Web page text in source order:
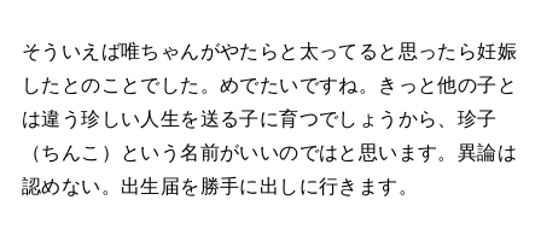
そういえば唯ちゃんがやたらと太ってると思ったら妊娠
したとのことでした。めでたいですね。きっと他の子と
は違う珍しい人生を送る子に育つでしょうから、珍子
（ちんこ）という名前がいいのではと思います。異論は
認めない。出生届を勝手に出しに行きます。